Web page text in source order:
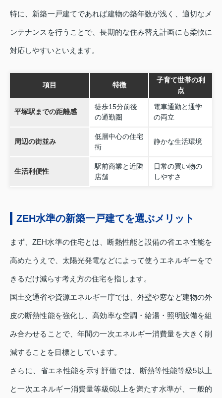
特に、新築一戸建てであれば建物の築年数が浅く、適切なメ
ンテナンスを行うことで、長期的な住み替え計画にも柔軟に
対応しやすいといえます。
項目 特徴
子育て世帯の利
点
平塚駅までの距離感
徒歩15分前後
の通勤圏
電車通勤と通学
の両立
周辺の街並み
低層中心の住宅
街
静かな生活環境
生活利便性
駅前商業と近隣
店舗
日常の買い物の
しやすさ
ZEH水準の新築一戸建てを選ぶメリット
まず、ZEH水準の住宅とは、断熱性能と設備の省エネ性能を
高めたうえで、太陽光発電などによって使うエネルギーをで
きるだけ減らす考え方の住宅を指します。
国土交通省や資源エネルギー庁では、外壁や窓など建物の外
皮の断熱性能を強化し、高効率な空調・給湯・照明設備を組
み合わせることで、年間の一次エネルギー消費量を大きく削
減することを目標としています。
さらに、省エネ性能を示す評価では、断熱等性能等級5以上
と一次エネルギー消費量等級6以上を満たす水準が、一般的